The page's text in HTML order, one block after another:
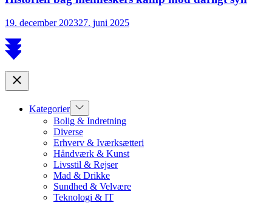
19. december 202327. juni 2025
Scroll
to
Close
Kategorier Show
sub
menu
Bolig & Indretning
Diverse
Erhverv & Iværksætteri
Håndværk & Kunst
Livsstil & Rejser
Mad & Drikke
Sundhed & Velvære
Teknologi & IT